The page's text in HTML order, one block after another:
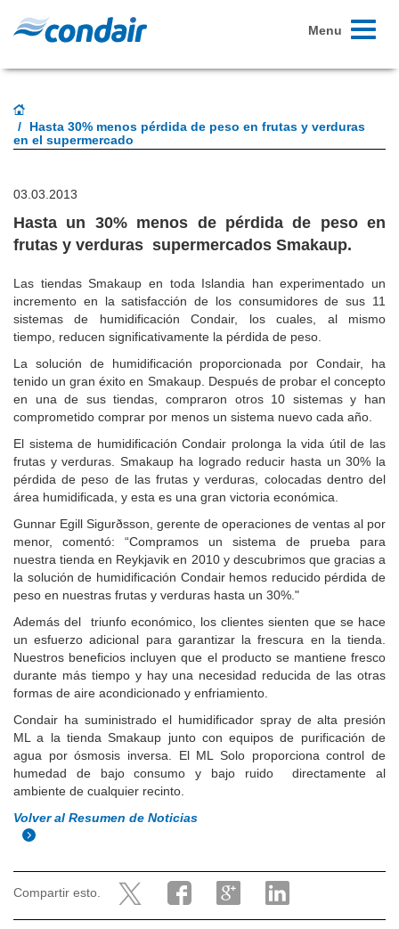
Toggle
Menu
Hasta 30% menos pérdida de peso en frutas y verduras
en el supermercado
03.03.2013
Hasta un 30% menos de pérdida de peso en
frutas y verduras supermercados Smakaup.
Las tiendas Smakaup en toda Islandia han experimentado un
incremento en la satisfacción de los consumidores de sus 11
sistemas de humidificación Condair, los cuales, al mismo
tiempo, reducen significativamente la pérdida de peso.
La solución de humidificación proporcionada por Condair, ha
tenido un gran éxito en Smakaup. Después de probar el concepto
en una de sus tiendas, compraron otros 10 sistemas y han
comprometido comprar por menos un sistema nuevo cada año.
El sistema de humidificación Condair prolonga la vida útil de las
frutas y verduras. Smakaup ha logrado reducir hasta un 30% la
pérdida de peso de las frutas y verduras, colocadas dentro del
área humidificada, y esta es una gran victoria económica.
Gunnar Egill Sigurðsson, gerente de operaciones de ventas al por
menor, comentó: “Compramos un sistema de prueba para
nuestra tienda en Reykjavik en 2010 y descubrimos que gracias a
la solución de humidificación Condair hemos reducido pérdida de
peso en nuestras frutas y verduras hasta un 30%."
Además del triunfo económico, los clientes sienten que se hace
un esfuerzo adicional para garantizar la frescura en la tienda.
Nuestros beneficios incluyen que el producto se mantiene fresco
durante más tiempo y hay una necesidad reducida de las otras
formas de aire acondicionado y enfriamiento.
Condair ha suministrado el humidificador spray de alta presión
ML a la tienda Smakaup junto con equipos de purificación de
agua por ósmosis inversa. El ML Solo proporciona control de
humedad de bajo consumo y bajo ruido directamente al
ambiente de cualquier recinto.
Volver al Resumen de Noticias
Compartir esto.